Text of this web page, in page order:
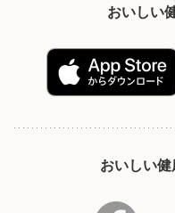
おいしい
おいしい